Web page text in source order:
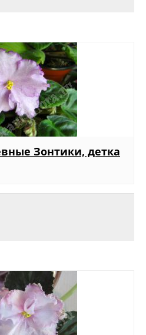
Зонтики, детка